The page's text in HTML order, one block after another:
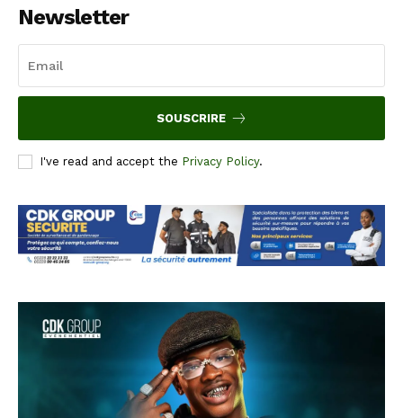
Newsletter
SOUSCRIRE
I've read and accept the Privacy Policy.